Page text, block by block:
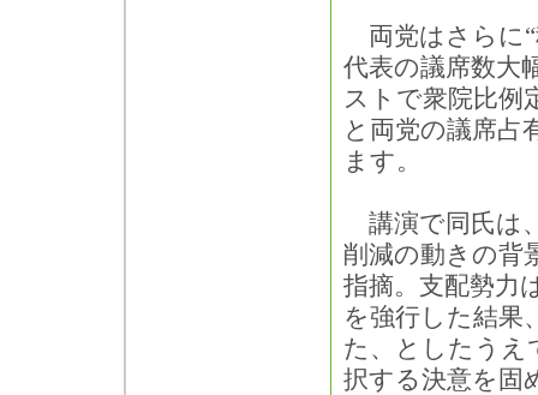
両党はさらに“
代表の議席数大
ストで衆院比例
と両党の議席占
ます。
講演で同氏は
削減の動きの背
指摘。支配勢力
を強行した結果
た、としたうえ
択する決意を固